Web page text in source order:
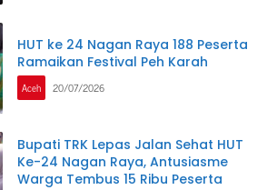
HUT ke 24 Nagan Raya 188 Peserta
Ramaikan Festival Peh Karah
Aceh 20/07/2026
Bupati TRK Lepas Jalan Sehat HUT
Ke-24 Nagan Raya, Antusiasme
Warga Tembus 15 Ribu Peserta